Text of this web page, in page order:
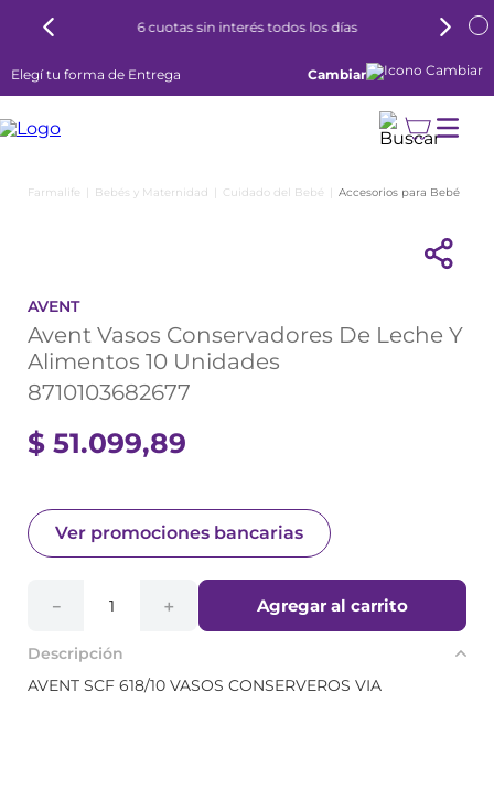
6 cuotas sin interés todos los días
Elegí tu forma de Entrega Cambiar
Bebés y Maternidad Cuidado del Bebé Accesorios para Bebé
AVENT
Avent Vasos Conservadores De Leche Y
Alimentos 10 Unidades
8710103682677
$ 51.099,89
Ver promociones bancarias
＋
－ Agregar al carrito
Descripción
AVENT SCF 618/10 VASOS CONSERVEROS VIA